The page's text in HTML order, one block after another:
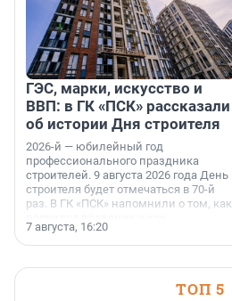
ГЭС, марки, искусство и
ВВП: в ГК «ПСК» рассказали
об истории Дня строителя
2026-й — юбилейный год
профессионального праздника
строителей. 9 августа 2026 года День
строителя будет отмечаться в 70-й
раз. В ГК «ПСК» напомнили о том, как
поменялась роль строительства.
7 августа, 16:20
ТОП 5